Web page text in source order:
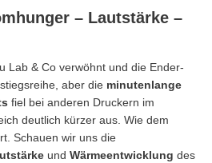
– Lautstärke –
Lab & Co verwöhnt und die Ender-
aber die minutenlange
fiel bei anderen Druckern im
deutlich kürzer aus. Wie dem
Schauen wir uns die
und Wärmeentwicklung des